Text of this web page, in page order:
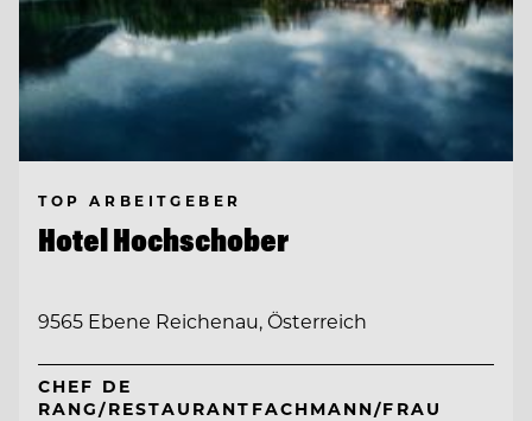
TOP ARBEITGEBER
Hotel Hochschober
9565 Ebene Reichenau, Österreich
CHEF DE
RANG/RESTAURANTFACHMANN/FRAU